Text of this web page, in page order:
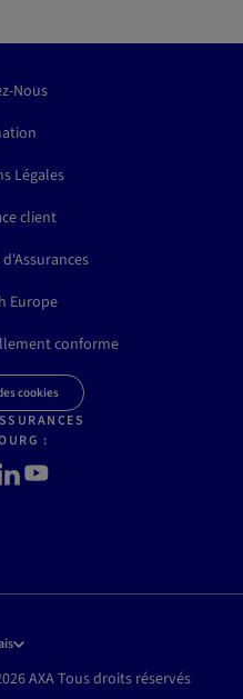
Nous
Légales
client
Europe
conforme
cookies
:
LinkedInYoutube
AXA Tous droits réservés